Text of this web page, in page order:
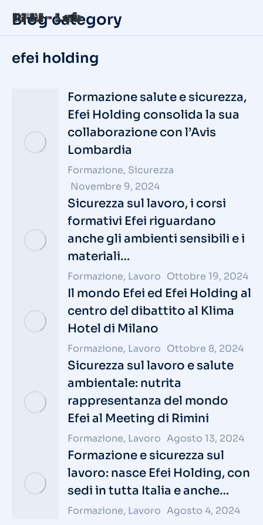
Blog category
efei holding
Formazione salute e sicurezza,
Efei Holding consolida la sua
collaborazione con l’Avis
Lombardia
Formazione, Sicurezza
Novembre 9, 2024
Sicurezza sul lavoro, i corsi
formativi Efei riguardano
anche gli ambienti sensibili e i
materiali…
Formazione, Lavoro Ottobre 19, 2024
Il mondo Efei ed Efei Holding al
centro del dibattito al Klima
Hotel di Milano
Formazione, Lavoro Ottobre 8, 2024
Sicurezza sul lavoro e salute
ambientale: nutrita
rappresentanza del mondo
Efei al Meeting di Rimini
Formazione, Lavoro Agosto 13, 2024
Formazione e sicurezza sul
lavoro: nasce Efei Holding, con
sedi in tutta Italia e anche…
Formazione, Lavoro Agosto 4, 2024